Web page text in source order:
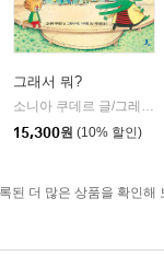
그래서 뭐?
소니아 쿠데르 글/그레고리 마비레 그림/이다랑 역
15,300원 (10% 할인)
된 더 많은 상품을 확인해